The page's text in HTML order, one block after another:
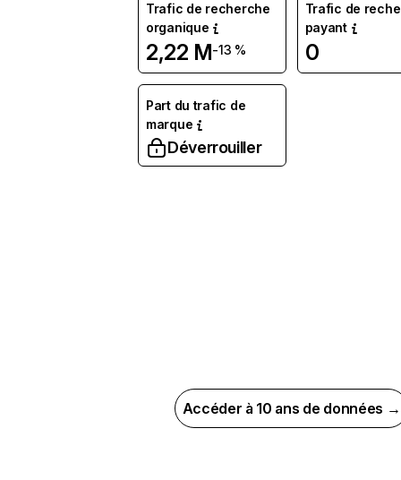
Trafic de recherche
organique
2,22 M-13 %
Trafic de
payant
0
Part du trafic de
marque
Déverrouiller
Accéder à 10 ans de données →